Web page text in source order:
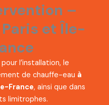
–
et Île-
pour l’installation, le
de chauffe-eau à
France, ainsi que dans
limitrophes.